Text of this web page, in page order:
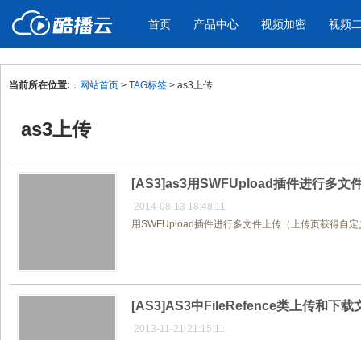
首页 产品中心
产品与新功能
教学课程全终端视频加密
防下载/防盗录/防录屏/防篡改
免费稳定无广
帮助企业视频
视频加密 视频
应用场景
色
内容
当前所在位置: ： 网站首页 > TAG标签 > as3上传
as3上传
[AS3]as3用SWFUpload插件进行多文
2014-08-13 18:48:11
用SWFUpload插件进行多文件上传（上传页获得自
[AS3]AS3中FileRefence类上传和下载
2013-11-21 21:15:11